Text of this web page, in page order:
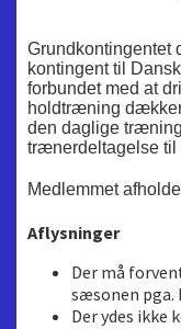
Grundkontingentet
kontingent til
forbundet med at
holdtræning
den daglige
trænerdeltagelse til
Medlemmet
Aflysninger
Der må
sæsonen pga.
Der ydes ikke